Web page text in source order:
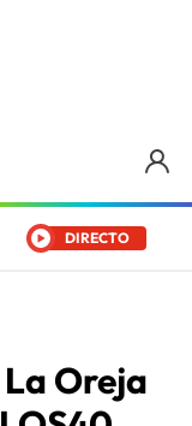
DIRECTO
Oreja